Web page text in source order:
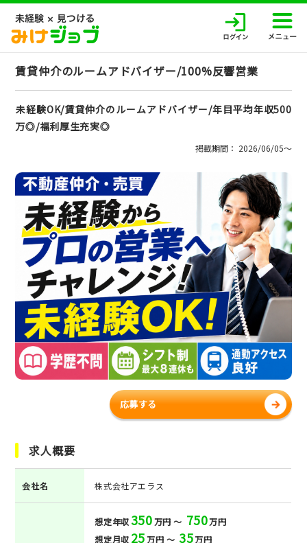
賃貸仲介のルームアドバイザー/100%反響営業
未経験OK/賃貸仲介のルームアドバイザー/年目平均年収500
万◎/福利厚生充実◎
掲載期間： 2026/06/05〜
応募する
求人概要
会社名 株式会社アエラス
想定年収350万円 ～ 750万円
想定月収 25万円 ～ 35万円